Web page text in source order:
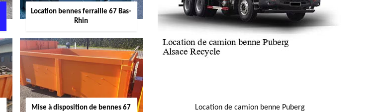
Location bennes ferraille 67 Bas-
Rhin
Mise à disposition de bennes 67
Location de camion benne Puberg